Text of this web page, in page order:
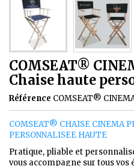
COMSEAT®
Chaise haute
Référence COMSEAT®
COMSEAT® CHAISE CINEMA
PERSONNALISEE HAUTE
Pratique, pliable et
vous accompagne sur tous vos